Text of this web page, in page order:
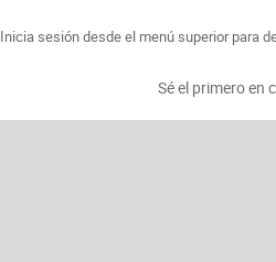
Inicia sesión desde el menú superior para
Sé el primero en